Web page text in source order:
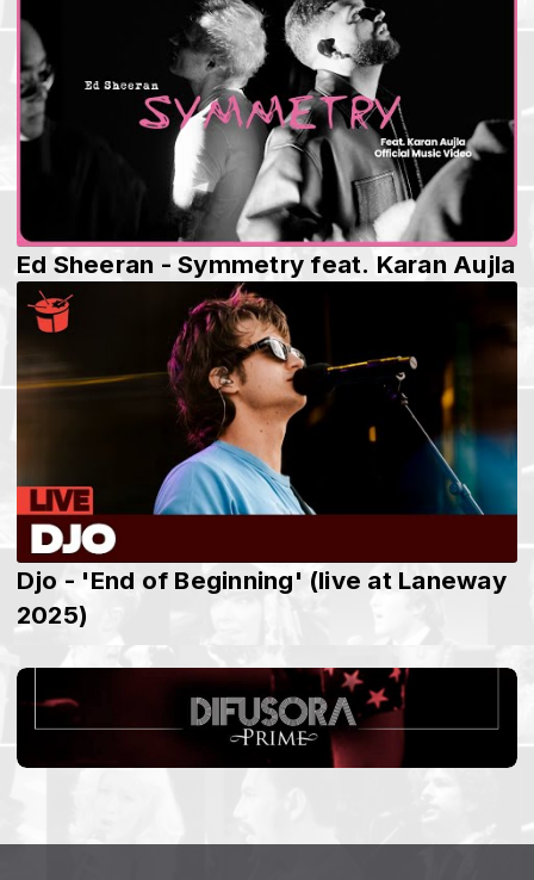
Ed Sheeran - Symmetry feat. Karan Aujla
Djo - 'End of Beginning' (live at Laneway
2025)